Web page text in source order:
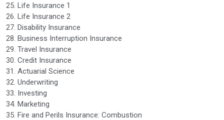
25. Life Insurance 1
26. Life Insurance 2
27. Disability Insurance
28. Business Interruption Insurance
29. Travel Insurance
30. Credit Insurance
31. Actuarial Science
32. Underwriting
33. Investing
34. Marketing
35. Fire and Perils Insurance: Combustion